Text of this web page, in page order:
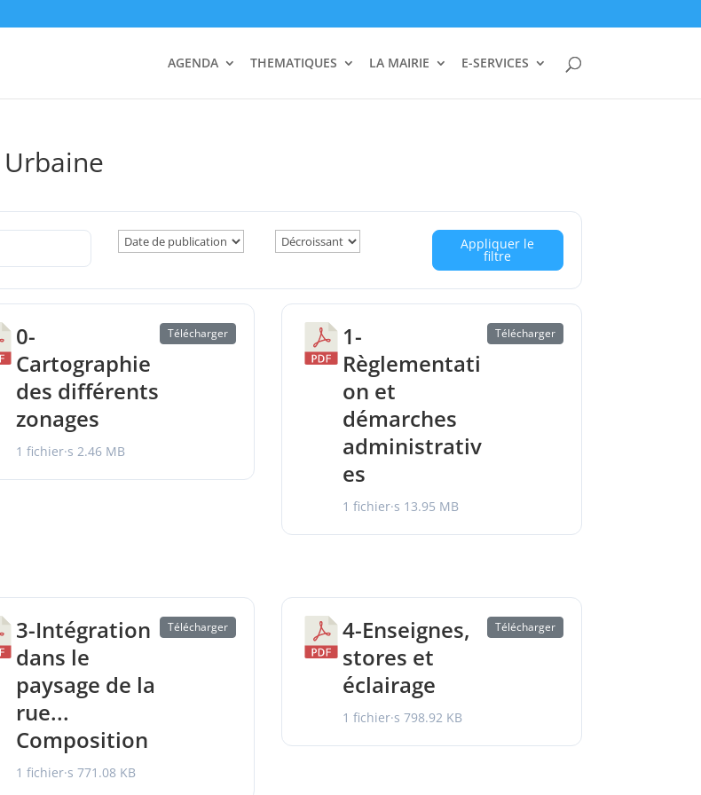
AGENDA THEMATIQUES LA MAIRIE E-SERVICES
Appliquer le
filtre
0-
Cartographie
des différents
zonages
1 fichier·s 2.46 MB
Télécharger
1-
Règlementati
on et
démarches
administrativ
es
1 fichier·s 13.95 MB
Télécharger
3-Intégration
dans le
paysage de la
rue...
Composition
1 fichier·s 771.08 KB
Télécharger
4-Enseignes,
stores et
éclairage
1 fichier·s798.92 KB
Télécharger